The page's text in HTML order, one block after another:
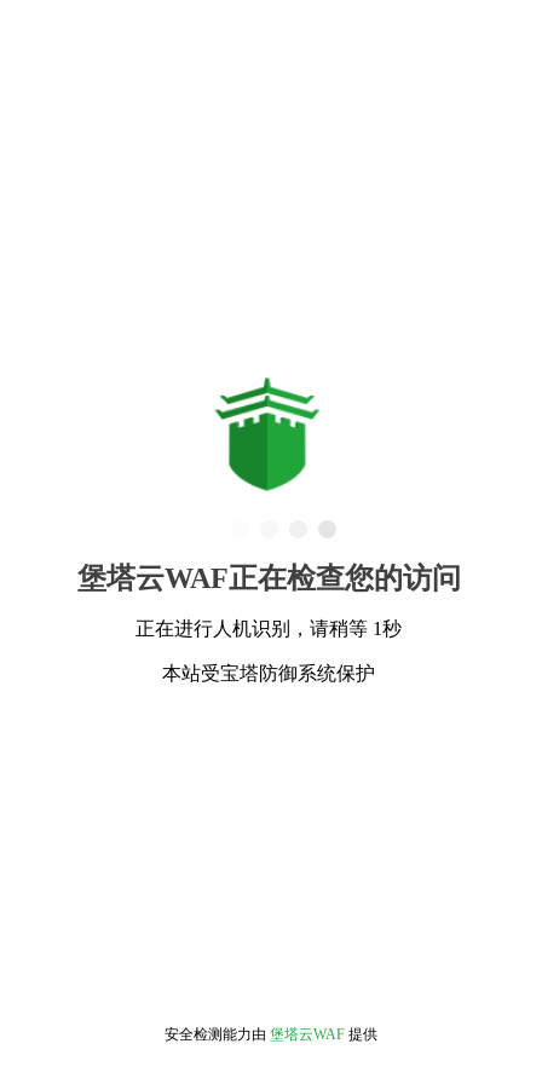
堡塔云WAF正在检查您的访问
正在进行人机识别，请稍等 1秒
本站受宝塔防御系统保护
安全检测能力由 堡塔云WAF 提供